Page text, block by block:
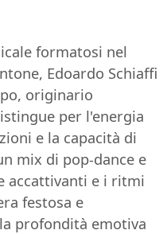
formatosi nel
Edoardo Schiaffi
originario
per l'energia
e la capacità di
mix di pop-dance e
accattivanti e i ritmi
festosa e
profondità emotiva